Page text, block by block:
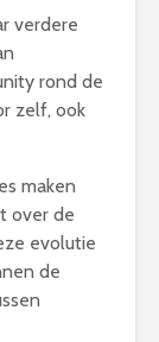
verdere
rond de
zelf, ook
maken
over de
evolutie
de